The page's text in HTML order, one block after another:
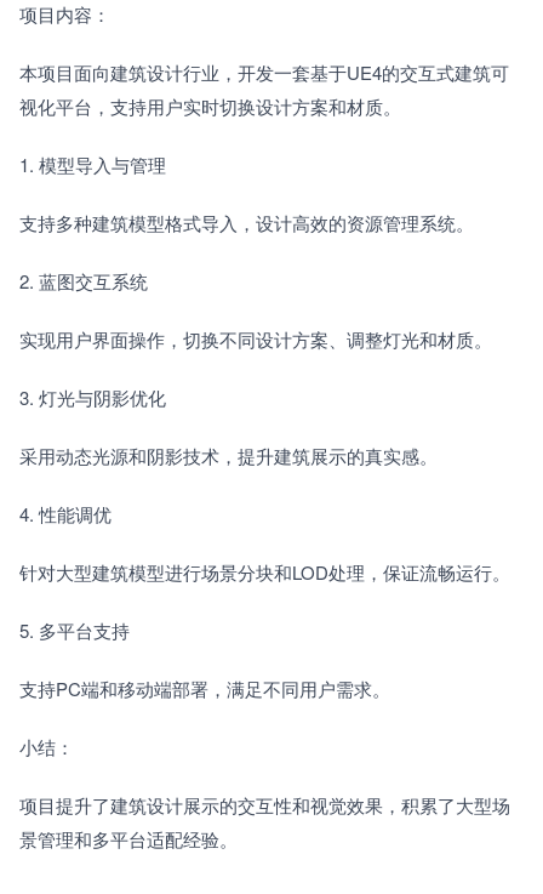
项目内容：
本项目面向建筑设计行业，开发一套基于UE4的交互式建筑可
视化平台，支持用户实时切换设计方案和材质。
1. 模型导入与管理
支持多种建筑模型格式导入，设计高效的资源管理系统。
2. 蓝图交互系统
实现用户界面操作，切换不同设计方案、调整灯光和材质。
3. 灯光与阴影优化
采用动态光源和阴影技术，提升建筑展示的真实感。
4. 性能调优
针对大型建筑模型进行场景分块和LOD处理，保证流畅运行。
5. 多平台支持
支持PC端和移动端部署，满足不同用户需求。
小结：
项目提升了建筑设计展示的交互性和视觉效果，积累了大型场
景管理和多平台适配经验。